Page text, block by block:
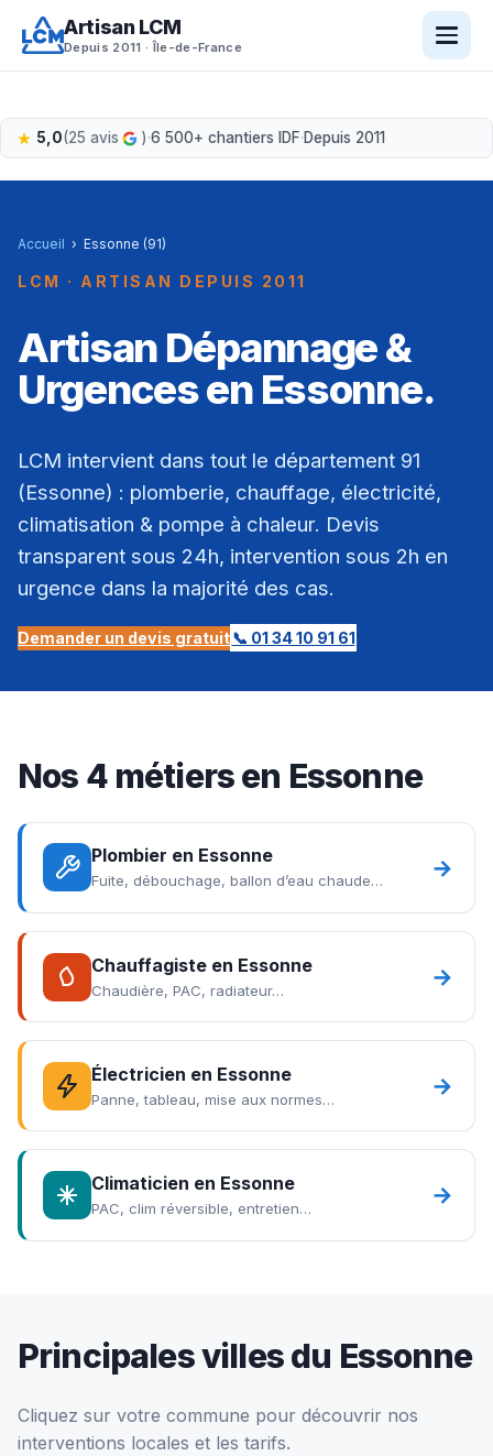
contenu
Artisan LCM
Depuis 2011 · Île-de-France
5,0(25 avis )·6 500+ chantiers IDF·Depuis 2011
Accueil › Essonne (91)
LCM · ARTISAN DEPUIS 2011
Artisan Dépannage &
Urgences en Essonne.
LCM intervient dans tout le département 91
(Essonne) : plomberie, chauffage, électricité,
climatisation & pompe à chaleur. Devis
transparent sous 24h, intervention sous 2h en
urgence dans la majorité des cas.
Demander un devis gratuit📞 01 34 10 91 61
Nos 4 métiers en Essonne
Plombier en Essonne
Fuite, débouchage, ballon d’eau chaude… →
Chauffagiste en Essonne
Chaudière, PAC, radiateur… →
Électricien en Essonne
Panne, tableau, mise aux normes… →
Climaticien en Essonne
PAC, clim réversible, entretien… →
Principales villes du Essonne
Cliquez sur votre commune pour découvrir nos
interventions locales et les tarifs.